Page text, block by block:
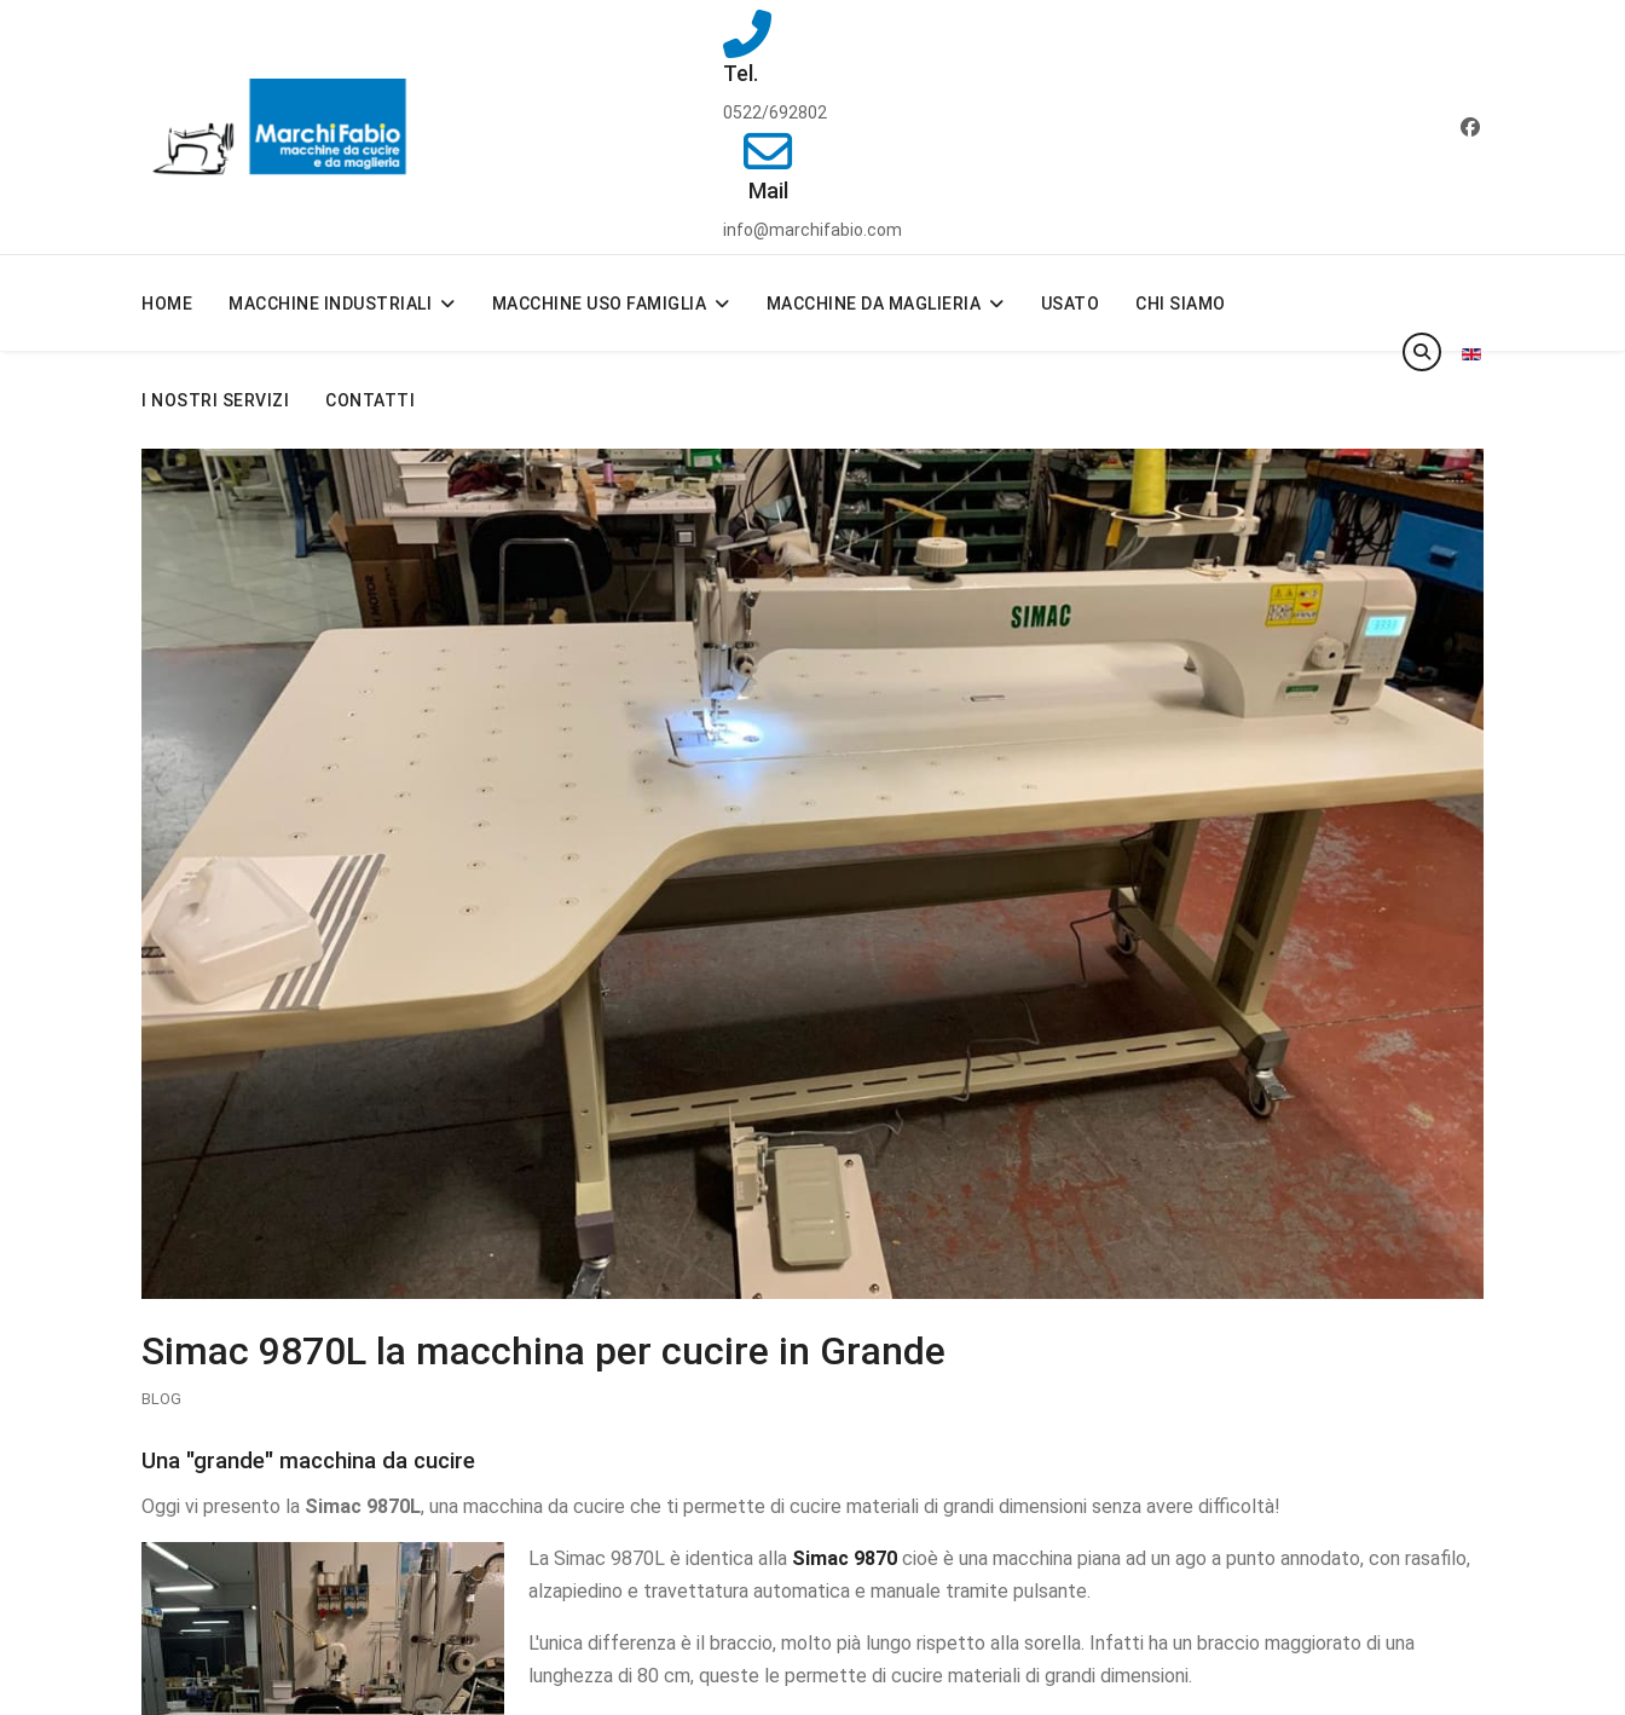
Tel.
0522/692802
Mail
info@marchifabio.com
HOME MACCHINE INDUSTRIALI MACCHINE USO FAMIGLIA MACCHINE DA MAGLIERIA USATO CHI SIAMO
I NOSTRI SERVIZI CONTATTI
Seleziona la tua
Simac 9870L la macchina per cucire in Grande
BLOG
Una "grande" macchina da cucire
Oggi vi presento la Simac 9870L, una macchina da cucire che ti permette di cucire materiali di grandi dimensioni senza avere difficoltà!
La Simac 9870L è identica alla Simac 9870 cioè è una macchina piana ad un ago a punto annodato, con rasafilo,
alzapiedino e travettatura automatica e manuale tramite pulsante.
L'unica differenza è il braccio, molto pià lungo rispetto alla sorella. Infatti ha un braccio maggiorato di una
lunghezza di 80 cm, queste le permette di cucire materiali di grandi dimensioni.